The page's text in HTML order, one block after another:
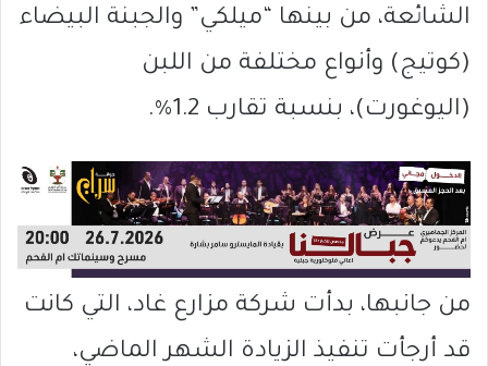
الشائعة، من بينها “ميلكي” والجبنة البيضاء
(كوتيج) وأنواع مختلفة من اللبن
(اليوغورت)، بنسبة تقارب 1.2%.
من جانبها، بدأت شركة مزارع غاد، التي كانت
قد أرجأت تنفيذ الزيادة الشهر الماضي،